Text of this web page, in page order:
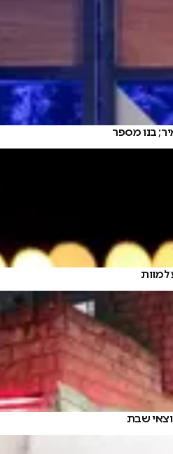
בנו מספר
למוות
שבת